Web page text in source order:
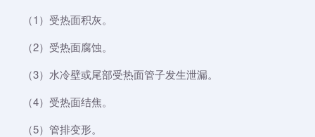
（1）受热面积灰。
（2）受热面腐蚀。
（3）水冷壁或尾部受热面管子发生泄漏。
（4）受热面结焦。
（5）管排变形。